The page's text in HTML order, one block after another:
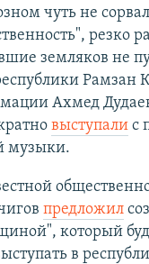
чуть не
резко
земляков не
Рамзан
Ахмед
выступалис
музыки.
предложил
который
в